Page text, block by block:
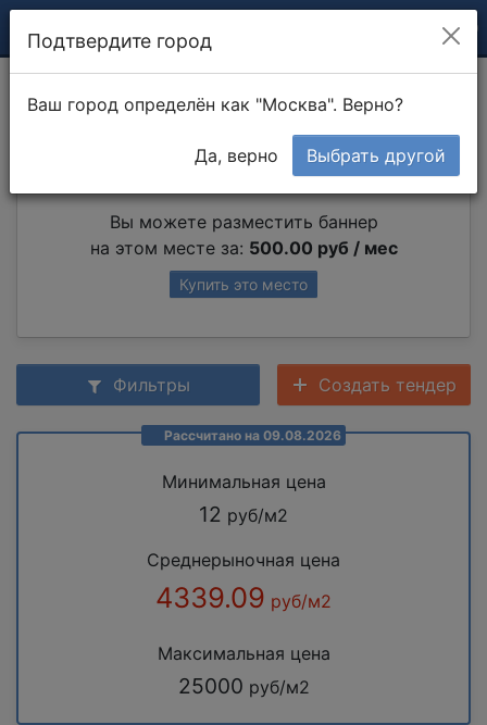
Сварной шов
Вы можете разместить баннер
на этом месте за: 500.00 руб / мес
Купить это место
Фильтры Создать тендер
Рассчитано на 09.08.2026
Минимальная цена
12 руб/м2
Среднерыночная цена
4339.09 руб/м2
Максимальная цена
25000 руб/м2
Подтвердите город
Ваш город определён как "Москва". Верно?
Да, верно Выбрать другой